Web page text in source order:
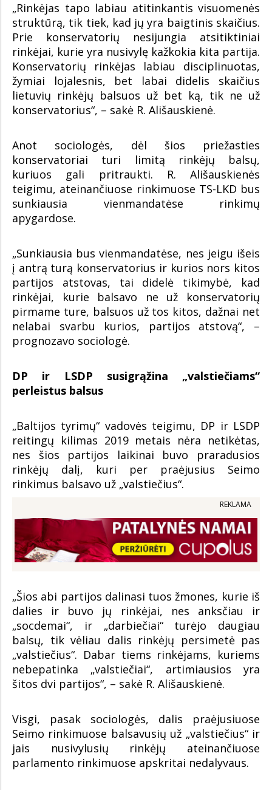
„Rinkėjas tapo labiau atitinkantis visuomenės
struktūrą, tik tiek, kad jų yra baigtinis skaičius.
Prie konservatorių nesijungia atsitiktiniai
rinkėjai, kurie yra nusivylę kažkokia kita partija.
Konservatorių rinkėjas labiau disciplinuotas,
žymiai lojalesnis, bet labai didelis skaičius
lietuvių rinkėjų balsuos už bet ką, tik ne už
konservatorius“, – sakė R. Ališauskienė.
Anot sociologės, dėl šios priežasties
konservatoriai turi limitą rinkėjų balsų,
kuriuos gali pritraukti. R. Ališauskienės
teigimu, ateinančiuose rinkimuose TS-LKD bus
sunkiausia vienmandatėse rinkimų
apygardose.
„Sunkiausia bus vienmandatėse, nes jeigu išeis
į antrą turą konservatorius ir kurios nors kitos
partijos atstovas, tai didelė tikimybė, kad
rinkėjai, kurie balsavo ne už konservatorių
pirmame ture, balsuos už tos kitos, dažnai net
nelabai svarbu kurios, partijos atstovą“, –
prognozavo sociologė.
DP ir LSDP susigrąžina „valstiečiams“
perleistus balsus
„Baltijos tyrimų“ vadovės teigimu, DP ir LSDP
reitingų kilimas 2019 metais nėra netikėtas,
nes šios partijos laikinai buvo praradusios
rinkėjų dalį, kuri per praėjusius Seimo
rinkimus balsavo už „valstiečius“.
REKLAMA
„Šios abi partijos dalinasi tuos žmones, kurie iš
dalies ir buvo jų rinkėjai, nes anksčiau ir
„socdemai“, ir „darbiečiai“ turėjo daugiau
balsų, tik vėliau dalis rinkėjų persimetė pas
„valstiečius“. Dabar tiems rinkėjams, kuriems
nebepatinka „valstiečiai“, artimiausios yra
šitos dvi partijos“, – sakė R. Ališauskienė.
Visgi, pasak sociologės, dalis praėjusiuose
Seimo rinkimuose balsavusių už „valstiečius“ ir
jais nusivylusių rinkėjų ateinančiuose
parlamento rinkimuose apskritai nedalyvaus.